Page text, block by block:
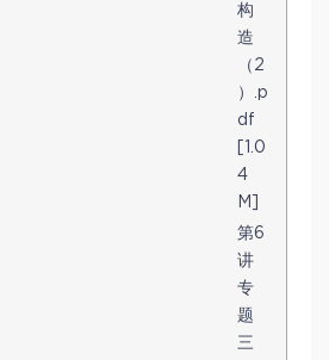
构
造
（2
）.p
df
[1.0
4
M]
第6
讲
专
题
三